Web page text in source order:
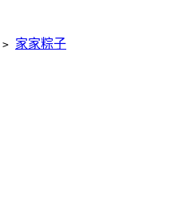
> 家家粽子